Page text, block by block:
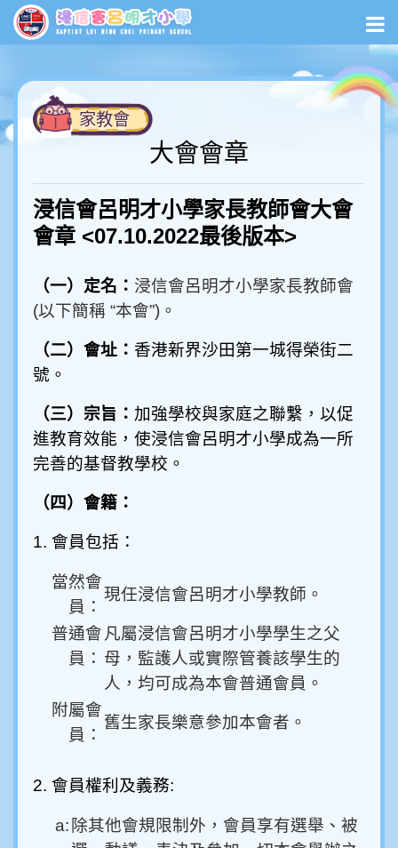
家教會
大會會章
浸信會呂明才小學家長教師會大會
會章 <07.10.2022最後版本>
（一）定名： 浸信會呂明才小學家長教師會
(以下簡稱 “本會”)。
（二）會址： 香港新界沙田第一城得榮街二
號。
（三）宗旨： 加強學校與家庭之聯繫，以促
進教育效能，使浸信會呂明才小學成為一所
完善的基督教學校。
（四）會籍：
1. 會員包括：
當然會
員：
現任浸信會呂明才小學教師。
普通會
員：
凡屬浸信會呂明才小學學生之父
母，監護人或實際管養該學生的
人，均可成為本會普通會員。
附屬會
員：
舊生家長樂意參加本會者。
2. 會員權利及義務:
a: 除其他會規限制外，會員享有選舉、被